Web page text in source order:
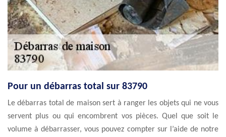
Pour un débarras total sur 83790
Le débarras total de maison sert à ranger les objets qui ne vous
servent plus ou qui encombrent vos pièces. Quel que soit le
volume à débarrasser, vous pouvez compter sur l’aide de notre